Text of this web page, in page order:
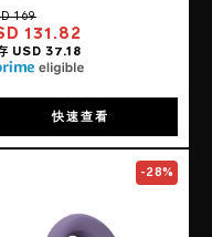
131.82
快速查看
Go to the
-28%